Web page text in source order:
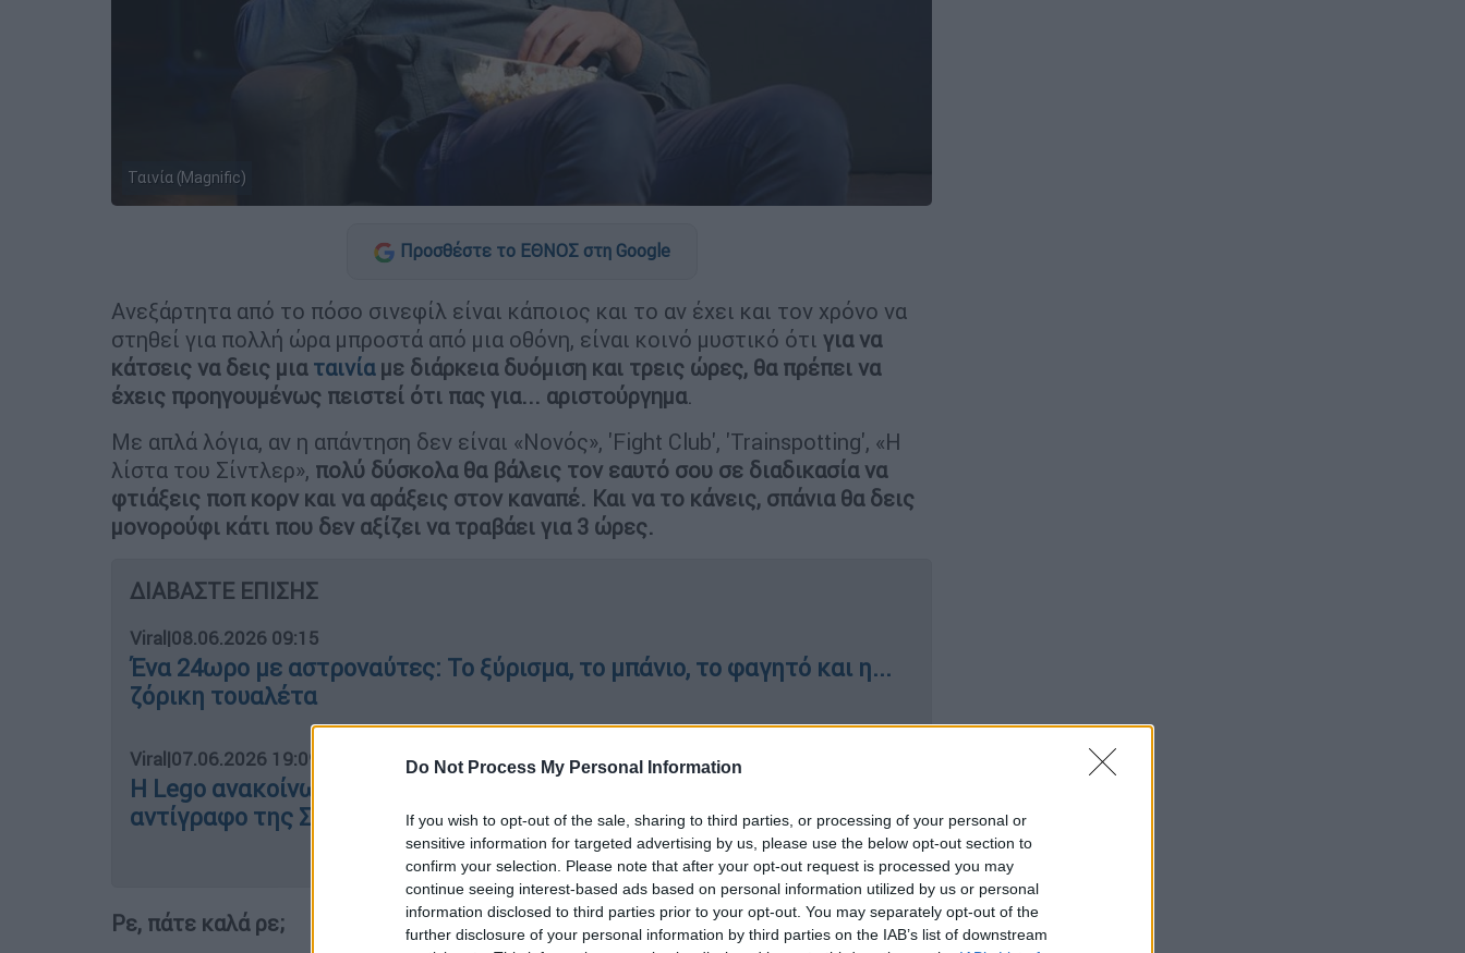
Do Not Process My Personal Information
If you wish to opt-out of the sale, sharing to third parties, or processing of your personal or
sensitive information for targeted advertising by us, please use the below opt-out section to
confirm your selection. Please note that after your opt-out request is processed you may
continue seeing interest-based ads based on personal information utilized by us or personal
information disclosed to third parties prior to your opt-out. You may separately opt-out of the
further disclosure of your personal information by third parties on the IAB’s list of downstream
Ταινία (Magnific)
Προσθέστε το ΕΘΝΟΣ στη Google
Ανεξάρτητα από το πόσο σινεφίλ είναι κάποιος και το αν έχει και τον χρόνο να
στηθεί για πολλή ώρα μπροστά από μια οθόνη, είναι κοινό μυστικό ότι για να
κάτσεις να δεις μια ταινίαμε διάρκεια δυόμιση και τρεις ώρες, θα πρέπει να
έχεις προηγουμένως πειστεί ότι πας για... αριστούργημα.
Με απλά λόγια, αν η απάντηση δεν είναι «Νονός», 'Fight Club', 'Trainspotting', «Η
λίστα του Σίντλερ», πολύ δύσκολα θα βάλεις τον εαυτό σου σε διαδικασία να
φτιάξεις ποπ κορν και να αράξεις στον καναπέ. Και να το κάνεις, σπάνια θα δεις
μονορούφι κάτι που δεν αξίζει να τραβάει για 3 ώρες.
ΔΙΑΒΑΣΤΕ ΕΠΙΣΗΣ
Viral |08.06.2026 09:15
Ένα 24ωρο με αστροναύτες: Το ξύρισμα, το μπάνιο, το φαγητό και η...
ζόρικη τουαλέτα
Viral |07.06.2026 19:09
Η Lego ανακοίνωσε το μεγαλύτερο σετ στην ιστορία της: Ένα
αντίγραφο της Σαγράδα Φαμίλια με 12.060 κομμάτια
Ρε, πάτε καλά ρε;